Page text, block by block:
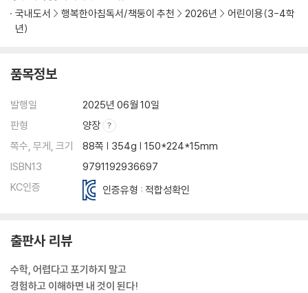
국내도서
행복한아침독서/책둥이 추천 2026년
어린이용(3-4학
년)
품목정보
발행일
2025년 06월 10일
판형
양장
쪽수, 무게, 크기
88쪽 | 354g | 150*224*15mm
ISBN13
9791192936697
KC인증
인증유형 : 적합성확인
출판사 리뷰
수학, 어렵다고 포기하지 말고
경험하고 이해하면 내 것이 된다!